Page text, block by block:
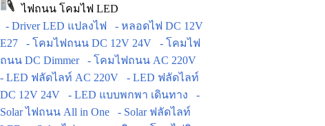
ไฟถนน โคมไฟ LED
- Driver LED แปลงไฟ
- หลอดไฟ DC 12V
E27
- โคมไฟถนน DC 12V 24V
- โคมไฟ
ถนน DC Dimmer
- โคมไฟถนน AC 220V
- LED ฟลัดไลท์ AC 220V
- LED ฟลัดไลท์
DC 12V 24V
- LED แบบพกพา เดินทาง
-
Solar ไฟถนน All in One
- Solar ฟลัดไลท์